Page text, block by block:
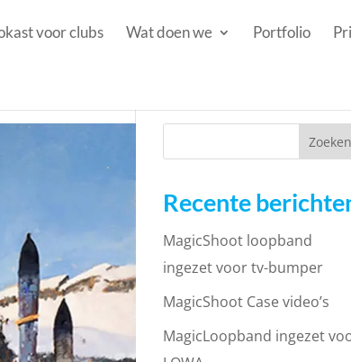
voor clubs Wat doen we Portfolio
Recente
MagicShoot loopband
ingezet voor tv-bumper
MagicShoot Case video’s
MagicLoopband ingezet